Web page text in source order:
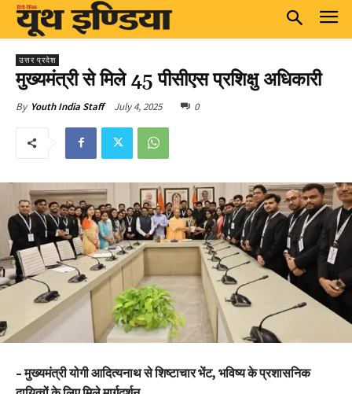
उत्तर प्रदेश
मुख्यमंत्री से मिले 45 पीसीएस प्रशिक्षु अधिकारी
By Youth India Staff July 4, 2025 0
– मुख्यमंत्री योगी आदित्यनाथ से शिष्टाचार भेंट, भविष्य के प्रशासनिक